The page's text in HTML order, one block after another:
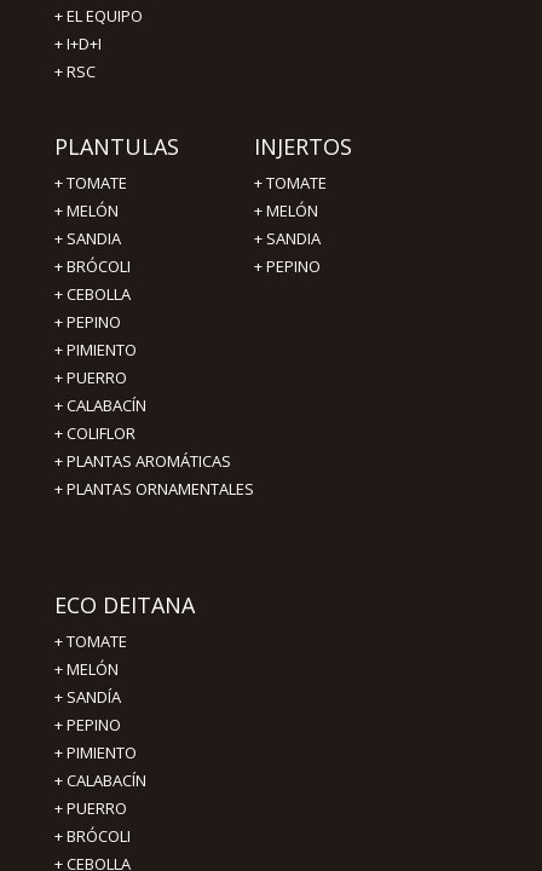
+EL EQUIPO
+I+D+I
+RSC
PLANTULAS
+TOMATE
+MELÓN
+ SANDIA
+BRÓCOLI
+CEBOLLA
+PEPINO
+PIMIENTO
+ PUERRO
+ CALABACÍN
+ COLIFLOR
+ PLANTAS AROMÁTICAS
+ PLANTAS ORNAMENTALES
INJERTOS
+TOMATE
+MELÓN
+ SANDIA
+PEPINO
ECO DEITANA
+TOMATE
+MELÓN
+ SANDÍA
+PEPINO
+PIMIENTO
+CALABACÍN
+PUERRO
+BRÓCOLI
+CEBOLLA